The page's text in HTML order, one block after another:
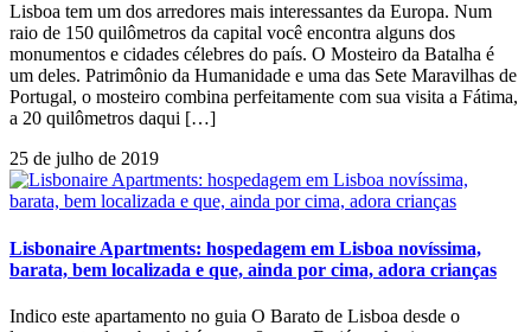
Lisboa tem um dos arredores mais interessantes da Europa. Num
raio de 150 quilômetros da capital você encontra alguns dos
monumentos e cidades célebres do país. O Mosteiro da Batalha é
um deles. Patrimônio da Humanidade e uma das Sete Maravilhas de
Portugal, o mosteiro combina perfeitamente com sua visita a Fátima,
a 20 quilômetros daqui […]
25 de julho de 2019
Lisbonaire Apartments: hospedagem em Lisboa novíssima,
barata, bem localizada e que, ainda por cima, adora crianças
Indico este apartamento no guia O Barato de Lisboa desde o